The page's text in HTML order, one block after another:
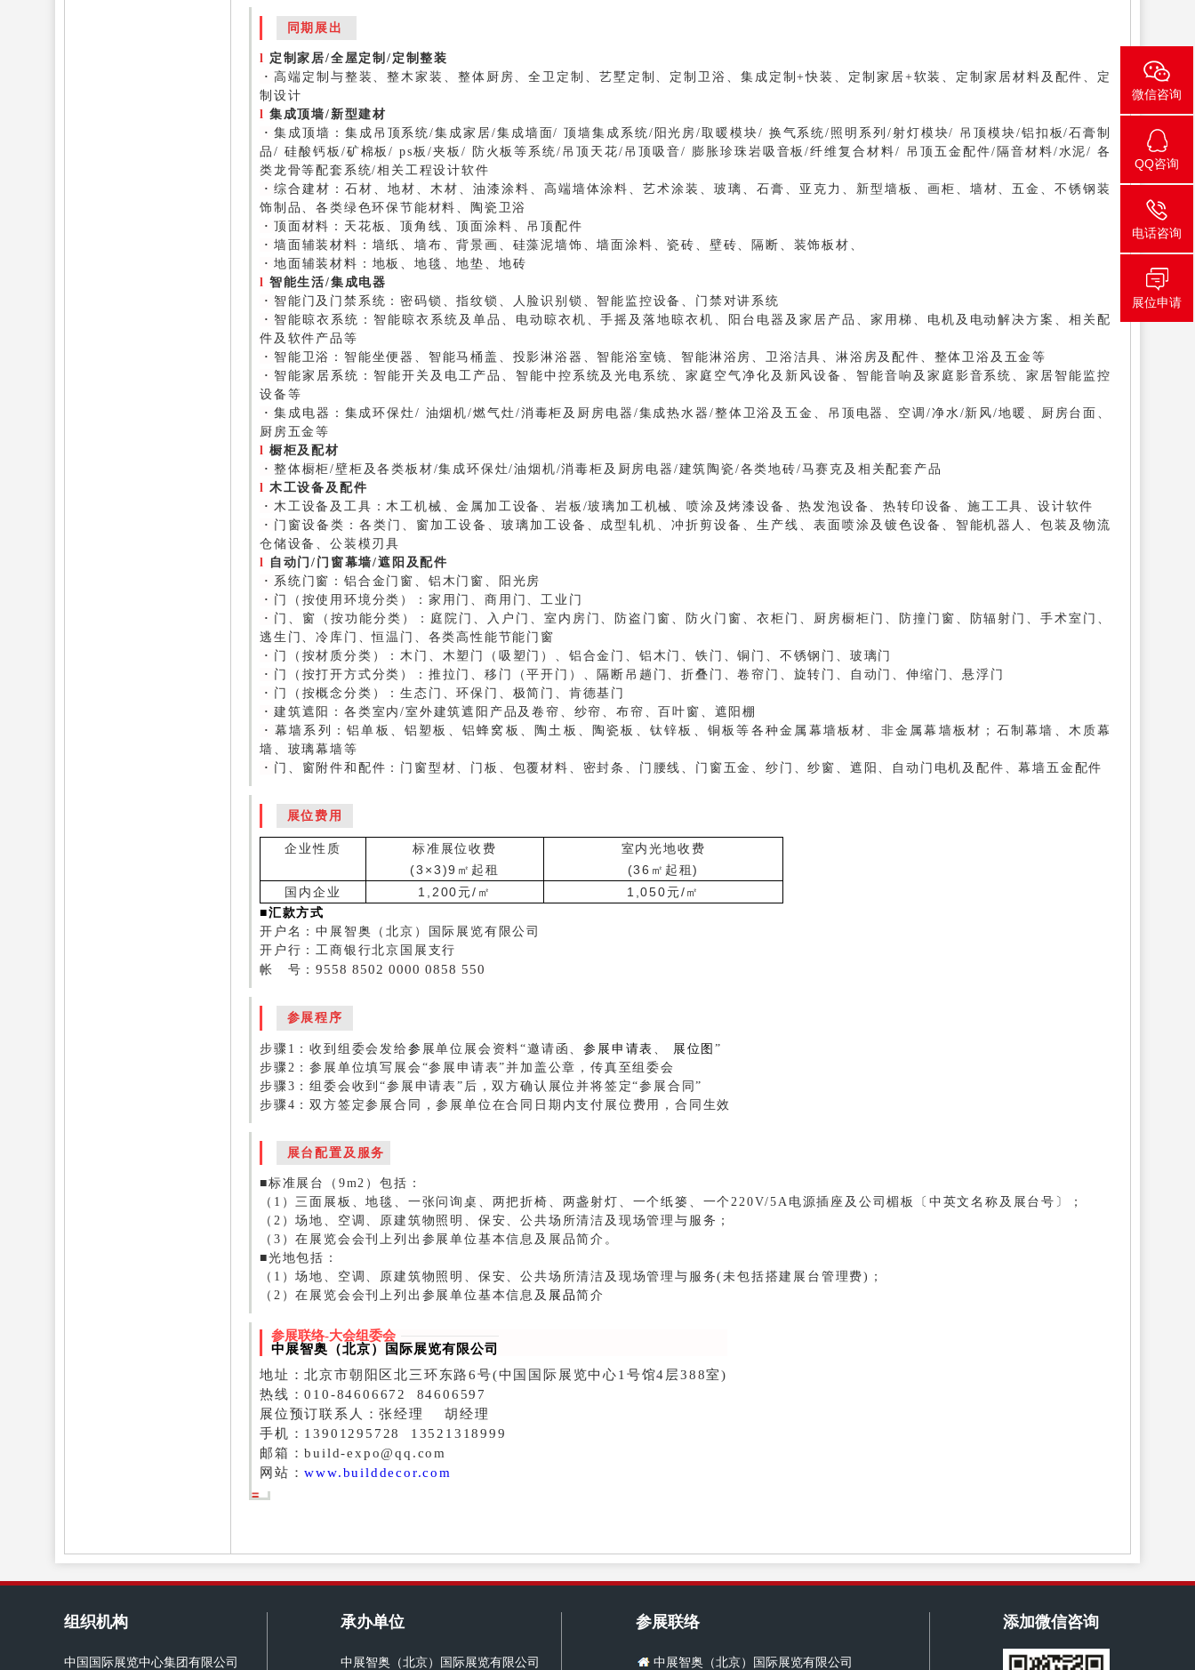
同期展出
l 定制家居/全屋定制/定制整装
·高端定制与整装、整木家装、整体厨房、全卫定制、艺墅定制、定制卫浴、集成定制+快装、定制家居+软装、定制家居材料及配件、定
制设计
l 集成顶墙/新型建材
·集成顶墙： 集成吊顶系统/集成家居/集成墙面/ 顶墙集成系统/阳光房/取暖模块/ 换气系统/照明系列/射灯模块/ 吊顶模块/铝扣板/石膏制
品/ 硅酸钙板/矿棉板/ ps板/夹板/ 防火板等系统/吊顶天花/吊顶吸音/ 膨胀珍珠岩吸音板/纤维复合材料/ 吊顶五金配件/隔音材料/水泥/ 各
类龙骨等配套系统/相关工程设计软件
·综合建材：石材、地材、木材、油漆涂料、高端墙体涂料、艺术涂装、玻璃、石膏、亚克力、新型墙板、画柜、墙材、五金、不锈钢装
饰制品、各类绿色环保节能材料、陶瓷卫浴
· 顶面材料： 天花板、顶角线、顶面涂料、吊顶配件
· 墙面辅装材料： 墙纸、墙布、背景画、硅藻泥墙饰、墙面涂料、瓷砖、壁砖、隔断、装饰板材、
· 地面辅装材料： 地板、地毯、地垫、地砖
l 智能生活/集成电器
· 智能门及门禁系统： 密码锁、指纹锁、人脸识别锁、智能监控设备、门禁对讲系统
· 智能晾衣系统： 智能晾衣系统及单品、电动晾衣机、手摇及落地晾衣机、阳台电器及家居产品、家用梯、电机及电动解决方案、相关配
件及软件产品等
· 智能卫浴： 智能坐便器、智能马桶盖、投影淋浴器、智能浴室镜、智能淋浴房、卫浴洁具、淋浴房及配件、整体卫浴及五金等
· 智能家居系统： 智能开关及电工产品、智能中控系统及光电系统、家庭空气净化及新风设备、智能音响及家庭影音系统、家居智能监控
设备等
·集成电器： 集成环保灶/ 油烟机/燃气灶/消毒柜及厨房电器/集成热水器/整体卫浴及五金、吊顶电器、空调/净水/新风/地暖、厨房台面、
厨房五金等
l 橱柜及配材
· 整体橱柜/壁柜及各类板材/集成环保灶/油烟机/消毒柜及厨房电器/建筑陶瓷/各类地砖/马赛克及相关配套产品
l 木工设备及配件
· 木工设备及工具： 木工机械、金属加工设备、岩板/玻璃加工机械、喷涂及烤漆设备、热发泡设备、热转印设备、施工工具、设计软件
· 门窗设备类：各类门、窗加工设备、玻璃加工设备、成型轧机、冲折剪设备、生产线、表面喷涂及镀色设备、智能机器人、包装及物流
仓储设备、公装模刃具
l
自动门/门窗幕墙/遮阳及配件
· 系统门窗： 铝合金门窗、铝木门窗、阳光房
· 门（按使用环境分类）： 家用门、商用门、工业门
· 门、窗（按功能分类）： 庭院门、入户门、室内房门、防盗门窗、防火门窗、衣柜门、厨房橱柜门、防撞门窗、防辐射门、手术室门、
逃生门、冷库门、恒温门、各类高性能节能门窗
· 门（按材质分类）： 木门、木塑门（吸塑门）、铝合金门、铝木门、铁门、铜门、不锈钢门、玻璃门
· 门（按打开方式分类）： 推拉门、移门（平开门）、隔断吊趟门、折叠门、卷帘门、旋转门、自动门、伸缩门、悬浮门
· 门（按概念分类）：生态门、环保门、极简门、肯德基门
· 建筑遮阳： 各类室内/室外建筑遮阳产品及卷帘、纱帘、布帘、百叶窗、遮阳棚
· 幕墙系列：铝单板、铝塑板、铝蜂窝板、陶土板、陶瓷板、钛锌板、铜板等各种金属幕墙板材、非金属幕墙板材；石制幕墙、木质幕
墙、玻璃幕墙等
· 门、窗附件和配件： 门窗型材、门板、包覆材料、密封条、门腰线、门窗五金、纱门、纱窗、遮阳、自动门电机及配件、幕墙五金配件
展位费用
企业性质
标准展位收费
(3×3)9 ㎡起租
室内光地收费
(36㎡起租)
国内企业
1,200元/㎡ 1,050元/㎡
■汇款方式
开户名：中展智奥（北京）国际展览有限公司
开户行：工商银行北京国展支行
帐 号：9558 8502 0000 0858 550
参展程序
步骤1：收到组委会发给参 展单位展会资料“邀请函、参展申请表 展位图”
步骤2：参展单位填写展会“参展申请表”并加盖公章，传真至组委会
步骤3：组委会收到“参展申请表”后，双方确认展位并将签定“参展合同”
步骤4：双方签定参展合同，参展单位在合同日期内支付展位费用，合同生效
展台配置及服务
■标准展台（9m2）包括：
（1）三面展板、地毯、一张问询桌、两把折椅、两盏射灯、一个纸篓、一个220V/5A电源插座及公司楣板〔中英文名称及展台号〕；
（2）场地、空调、原建筑物照明、保安、公共场所清洁及现场管理与服务；
（3）在展览会会刊上列出参展单位基本信息及展品简介。
■光地包括：
（1）场地、空调、原建筑物照明、保安、公共场所清洁及现场管理与服务(未包括搭建展台管理费)；
（2）在展览会会刊上列出参展单位基本信息及 展品简介
参展联络-大会组委会
中展智奥（北京）国际展览有限公司
地址：北京市朝阳区北三环东路6号(中国国际展览中心1号馆4层388室)
热线：010-84606672 84606597
展位预订联系人：张经理 胡经理
手机：13901295728 13521318999
邮箱：build-expo@qq.com
网站：www.builddecor.com
组织机构
中国国际展览中心集团有限公司
承办单位
中展智奥（北京）国际展览有限公司
参展联络
中展智奥（北京）国际展览有限公司
添加微信咨询
微信咨询
QQ咨询
电话咨询
展位申请